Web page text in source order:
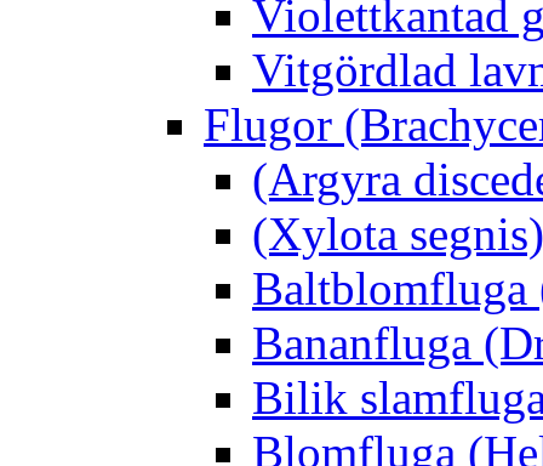
Violettkantad
Vitgördlad
Flugor
(Argyra
(Xylota segnis)
Baltblomfluga
Bananfluga
Bilik
Blomfluga